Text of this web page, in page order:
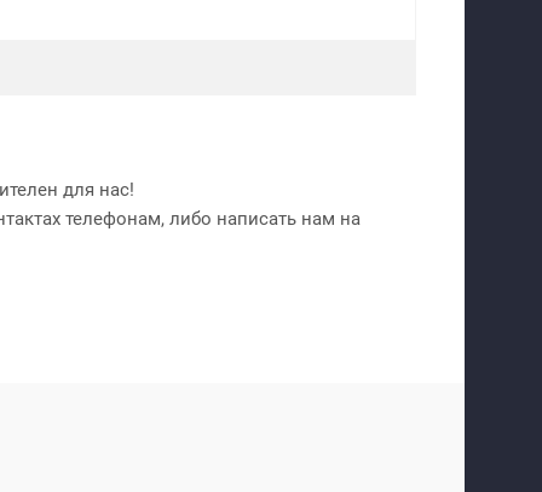
для нас!
телефонам, либо написать нам на